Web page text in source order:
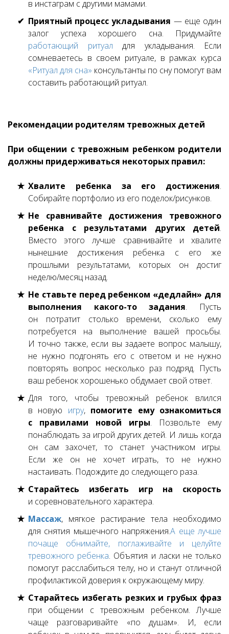
в инстаграм с другими мамами.
Приятный процесс укладывания — еще один
залог успеха хорошего сна. Придумайте
работающий ритуал для укладывания. Если
сомневаетесь в своем ритуале, в рамках курса
«Ритуал для сна» консультанты по сну помогут вам
составить работающий ритуал.
Рекомендации родителям тревожных детей
При общении с тревожным ребенком родители
должны придерживаться некоторых правил:
Хвалите ребенка за его достижения.
Собирайте портфолио из его поделок/рисунков.
Не сравнивайте достижения тревожного
ребенка с результатами других детей.
Вместо этого лучше сравнивайте и хвалите
нынешние достижения ребенка с его же
прошлыми результатами, которых он достиг
неделю/месяц назад.
Не ставьте перед ребенком «дедлайн» для
выполнения какого-то задания. Пусть
он потратит столько времени, сколько ему
потребуется на выполнение вашей просьбы.
И точно также, если вы задаете вопрос малышу,
не нужно подгонять его с ответом и не нужно
повторять вопрос несколько раз подряд. Пусть
ваш ребенок хорошенько обдумает свой ответ.
Для того, чтобы тревожный ребенок влился
в новую игру, помогите ему ознакомиться
с правилами новой игры. Позвольте ему
понаблюдать за игрой других детей. И лишь когда
он сам захочет, то станет участником игры.
Если же он не хочет играть, то не нужно
настаивать. Подождите до следующего раза.
Старайтесь избегать игр на скорость
и соревновательного характера.
Массаж, мягкое растирание тела необходимо
для снятия мышечного напряжения.А еще лучше
почаще обнимайте, поглаживайте и целуйте
тревожного ребенка. Объятия и ласки не только
помогут расслабиться телу, но и станут отличной
профилактикой доверия к окружающему миру.
Старайтесь избегать резких и грубых фраз
при общении с тревожным ребенком. Лучше
чаще разговаривайте «по душам». И, если